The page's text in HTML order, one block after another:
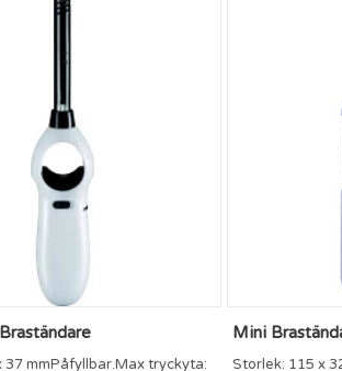
37 mmPåfyllbar.Max tryckyta:
Mini
Storlek: 115 x